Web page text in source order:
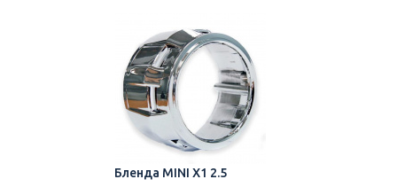
Бленда MINI X1 2.5